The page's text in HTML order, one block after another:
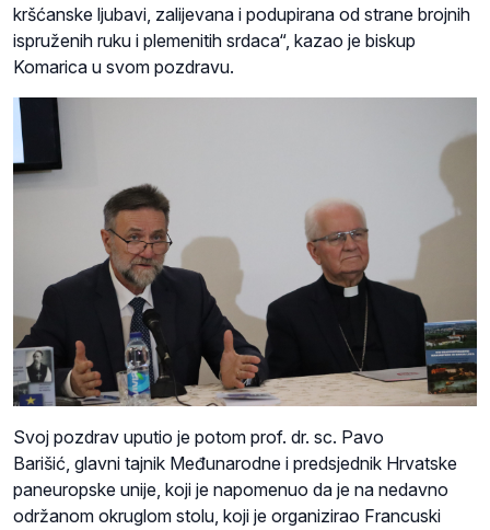
kršćanske ljubavi, zalijevana i podupirana od strane brojnih
ispruženih ruku i plemenitih srdaca“, kazao je biskup
Komarica u svom pozdravu.
Svoj pozdrav uputio je potom prof. dr. sc. Pavo
Barišić, glavni tajnik Međunarodne i predsjednik Hrvatske
paneuropske unije, koji je napomenuo da je na nedavno
održanom okruglom stolu, koji je organizirao Francuski